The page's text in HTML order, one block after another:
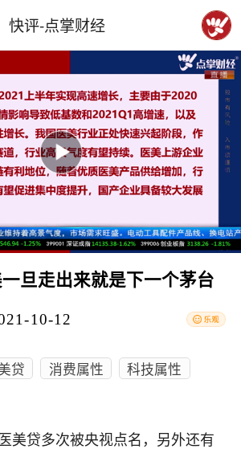
快评-点掌财经
旦走出来就是下一个茅台
10-12
贷 消费属性
科技属性
美贷多次被央视点名，另外还有